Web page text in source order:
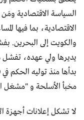
السياسة الاقتصادية ومَن
الاقتصادية، بما فيها
والكويت إلى البحرين.
يديرها ولي عهده، تفشل
بدأها منذ توليه الحكم في 1999 للالتفاف على عمِّه وتقليص سلطاته.
مخبأ الأسلحة و "مشغل
لا تشكل إعلانات أجهزة